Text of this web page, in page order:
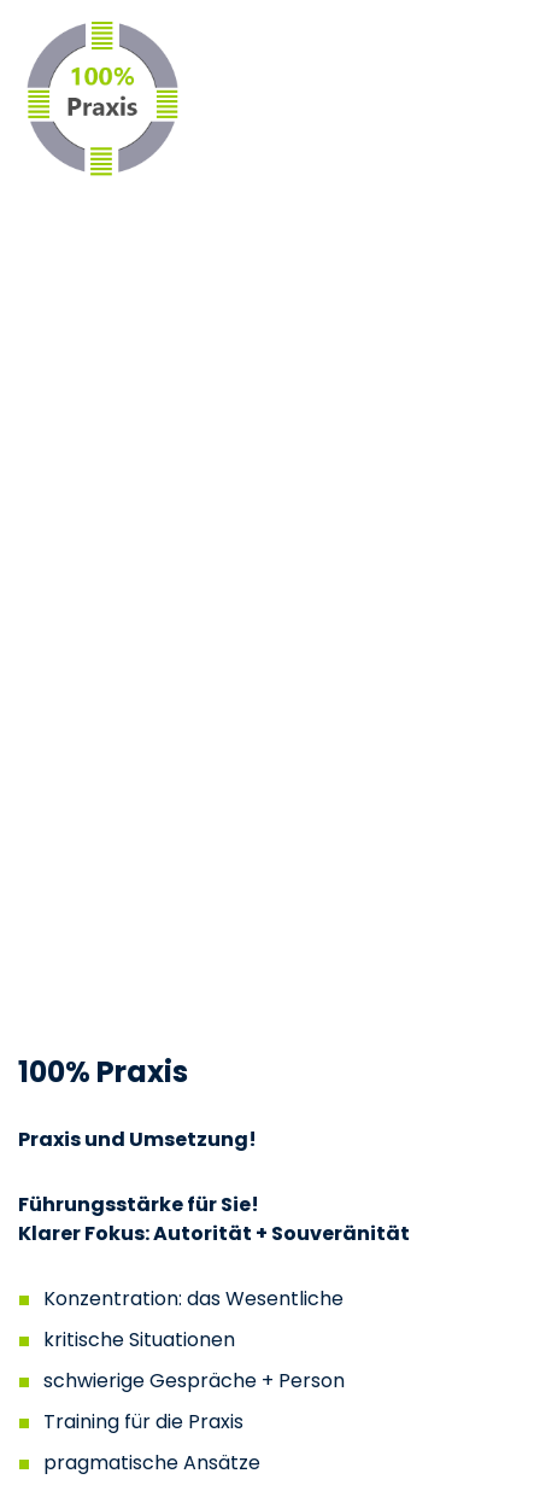
100% Praxis
Praxis und Umsetzung!
Führungsstärke für Sie!
Klarer Fokus: Autorität + Souveränität
Konzentration: das Wesentliche
kritische Situationen
schwierige Gespräche + Person
Training für die Praxis
pragmatische Ansätze